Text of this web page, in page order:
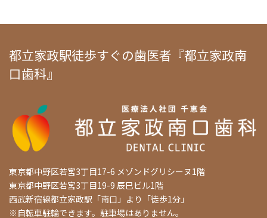
都立家政駅徒歩すぐの歯医者『都立家政南
口歯科』
東京都中野区若宮3丁目17-6 メゾンドグリシーヌ1階
東京都中野区若宮3丁目19-9 辰巳ビル1階
西武新宿線都立家政駅「南口」より「徒歩1分」
※自転車駐輪できます。駐車場はありません。